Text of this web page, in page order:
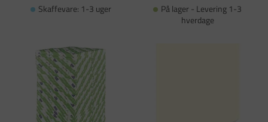
Skaffevare: 1-3 uger
På lager - Levering 1-3
hverdage